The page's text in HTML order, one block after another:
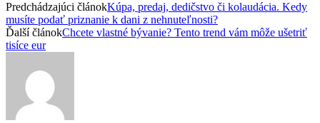
Predchádzajúci článokKúpa, predaj, dedičstvo či kolaudácia. Kedy
musíte podať priznanie k dani z nehnuteľnosti?
Ďalší článokChcete vlastné bývanie? Tento trend vám môže ušetriť
tisíce eur